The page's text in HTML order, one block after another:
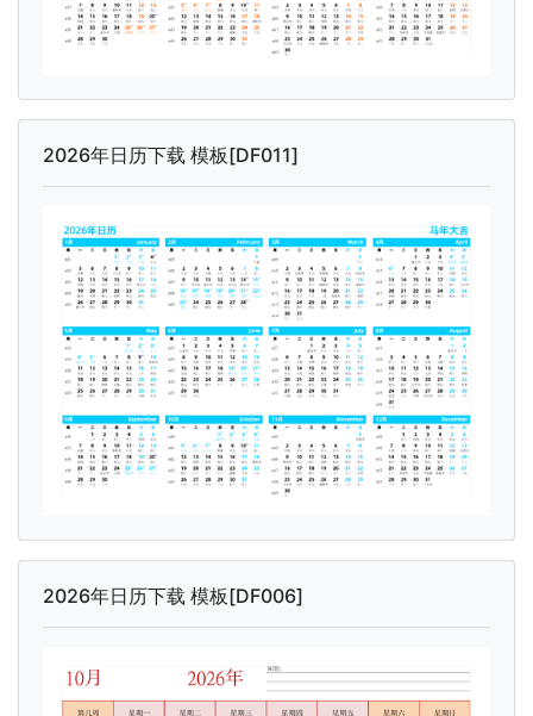
2026年日历下载 模板[DF011]
2026年日历下载 模板[DF006]